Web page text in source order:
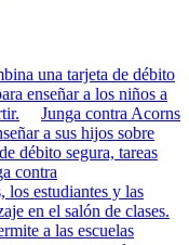
una tarjeta de débito
enseñar a los niños a
Junga contra Acorns
a sus hijos sobre
débito segura, tareas
contra
los estudiantes y las
en el salón de clases.
a las escuelas